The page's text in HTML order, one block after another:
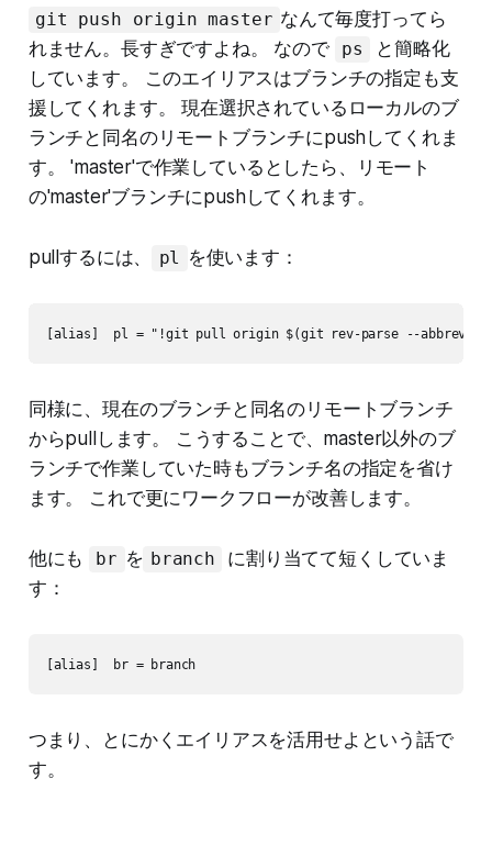
git push origin master なんて毎度打ってら
れません。長すぎですよね。 なので
ps
と簡略化
しています。 このエイリアスはブランチの指定も支
援してくれます。 現在選択されているローカルのブ
ランチと同名のリモートブランチにpushしてくれま
す。 'master'で作業しているとしたら、リモート
の'master'ブランチにpushしてくれます。
pullするには、 pl を使います：
[alias]  pl = "!git pull origin $(git rev-parse --abbrev-ref
同様に、現在のブランチと同名のリモートブランチ
からpullします。 こうすることで、master以外のブ
ランチで作業していた時もブランチ名の指定を省け
ます。 これで更にワークフローが改善します。
他にも br を branch
に割り当てて短くしていま
す：
[alias]  br = branch
つまり、とにかくエイリアスを活用せよという話で
す。